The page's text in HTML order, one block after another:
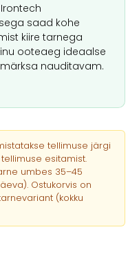
saad kohe
kiire tarnega
ooteaeg ideaalse
nauditavam.
tellimuse järgi
esitamist.
umbes 35–45
Ostukorvis on
(kokku